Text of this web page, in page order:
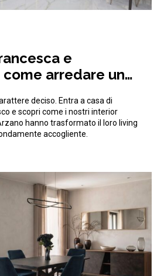
e
come arredare un
deciso. Entra a casa di
e scopri come i nostri interior
hanno trasformato il loro living
accogliente.